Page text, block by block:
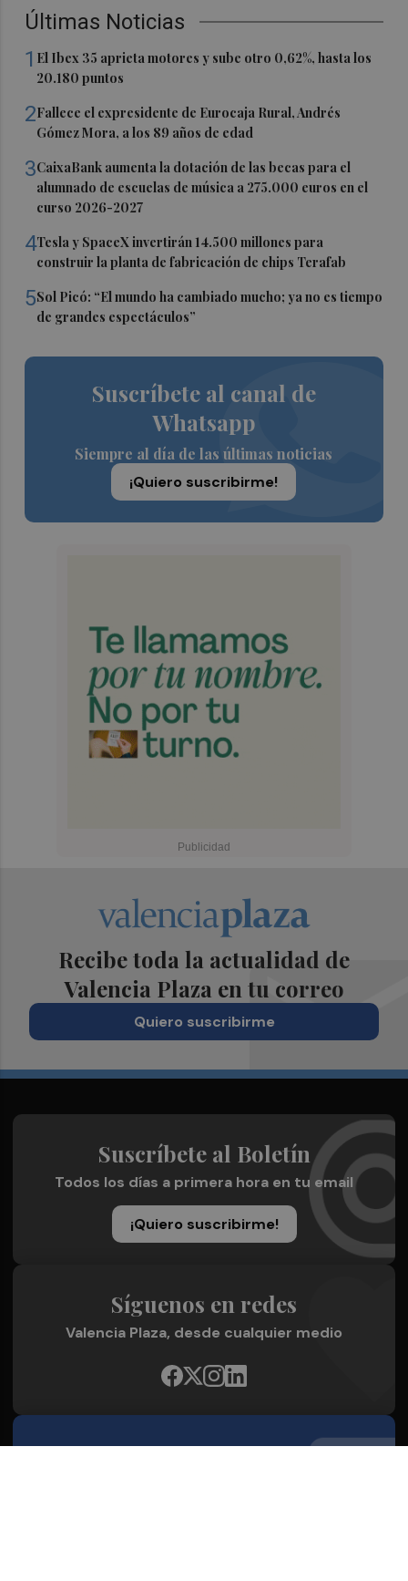
Últimas Noticias
1 El Ibex 35 aprieta motores y sube otro 0,62%, hasta los
20.180 puntos
2Fallece el expresidente de Eurocaja Rural, Andrés
Gómez Mora, a los 89 años de edad
3CaixaBank aumenta la dotación de las becas para el
alumnado de escuelas de música a 275.000 euros en el
curso 2026-2027
4Tesla y SpaceX invertirán 14.500 millones para
construir la planta de fabricación de chips Terafab
5Sol Picó: “El mundo ha cambiado mucho; ya no es tiempo
de grandes espectáculos”
Suscríbete al canal de
Whatsapp
Siempre al día de las últimas noticias
¡Quiero suscribirme!
Recibe toda la actualidad de
Valencia Plaza en tu correo
Quiero suscribirme
Suscríbete al Boletín
Todos los días a primera hora en tu email
¡Quiero suscribirme!
Síguenos en redes
Valencia Plaza, desde cualquier medio
Quienes Somos